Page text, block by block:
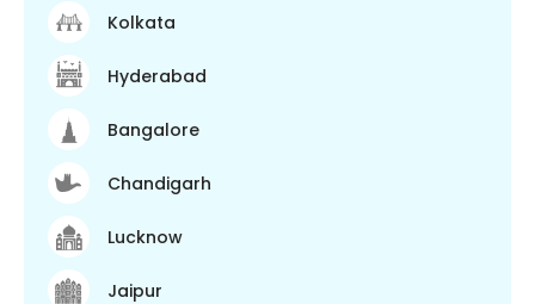
Kolkata
Hyderabad
Bangalore
Chandigarh
Lucknow
Jaipur